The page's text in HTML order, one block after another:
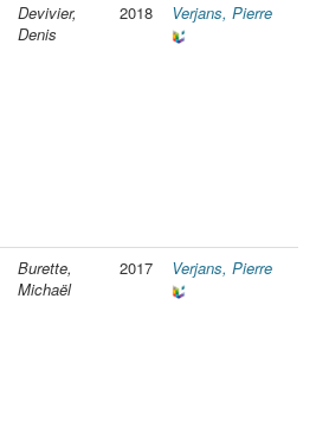
Devivier,
Denis
2018 Verjans, Pierre
Burette,
Michaël
2017 Verjans, Pierre